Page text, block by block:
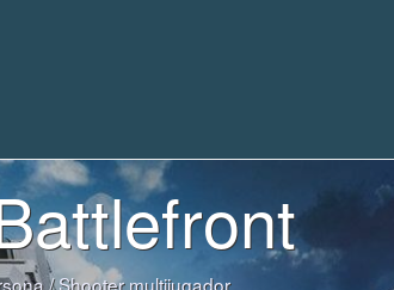
/Shooter multijugador